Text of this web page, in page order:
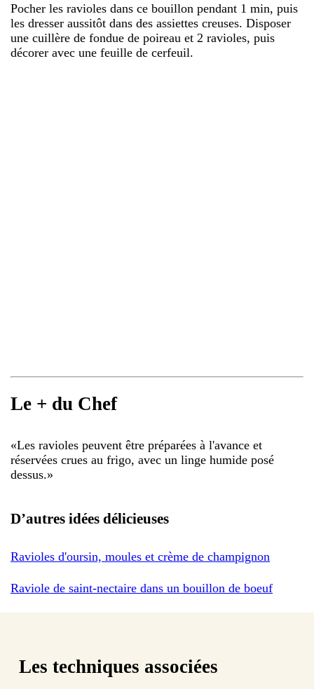
Pocher les ravioles dans ce bouillon pendant 1 min, puis
les dresser aussitôt dans des assiettes creuses. Disposer
une cuillère de fondue de poireau et 2 ravioles, puis
décorer avec une feuille de cerfeuil.
Le + du Chef
«Les ravioles peuvent être préparées à l'avance et
réservées crues au frigo, avec un linge humide posé
dessus.»
D’autres idées délicieuses
Ravioles d'oursin, moules et crème de champignon
Raviole de saint-nectaire dans un bouillon de boeuf
Les techniques associées